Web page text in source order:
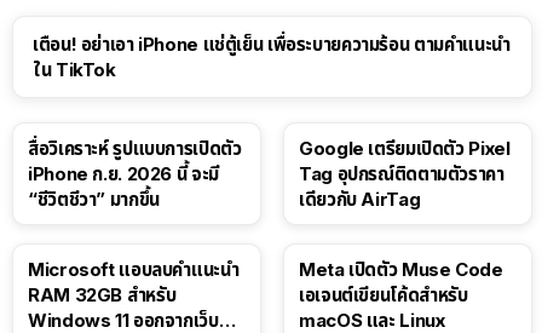
เตือน! อย่าเอา iPhone แช่ตู้เย็น เพื่อระบายความร้อน ตามคำแนะนำ
ใน TikTok
สื่อวิเคราะห์ รูปแบบการเปิดตัว
iPhone ก.ย. 2026 นี้ จะมี
“ชีวิตชีวา” มากขึ้น
Google เตรียมเปิดตัว Pixel
Tag อุปกรณ์ติดตามตัวราคา
เดียวกับ AirTag
Microsoft แอบลบคำแนะนำ
RAM 32GB สำหรับ
Windows 11 ออกจากเว็บตัว
Meta เปิดตัว Muse Code
เอเจนต์เขียนโค้ดสำหรับ
macOS และ Linux